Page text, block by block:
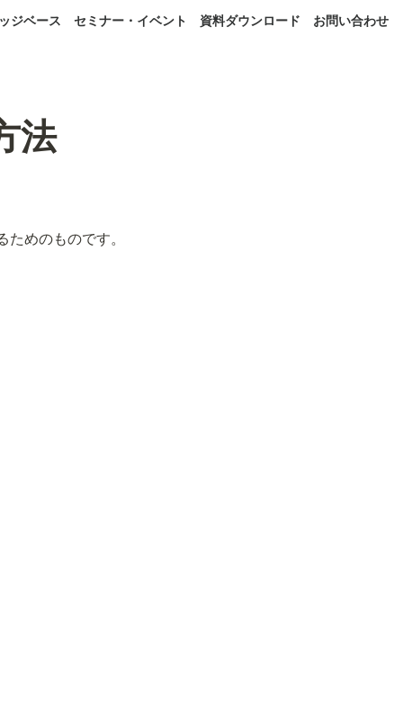
ジベース セミナー・イベント 資料ダウンロード お問い合わせ
法
めのものです。